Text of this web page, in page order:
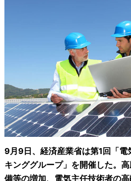
9月9日、経済産業省は第1回「電
キンググループ」を開催した。
備等の増加、電気主任技術者の